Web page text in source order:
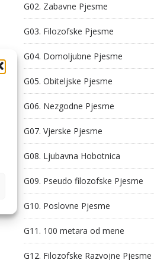
G02. Zabavne Pjesme
G03. Filozofske Pjesme
G04. Domoljubne Pjesme
G05. Obiteljske Pjesme
G06. Nezgodne Pjesme
G07. Vjerske Pjesme
G08. Ljubavna Hobotnica
G09. Pseudo filozofske Pjesme
G10. Poslovne Pjesme
G11. 100 metara od mene
G12. Filozofske Razvojne Pjesme